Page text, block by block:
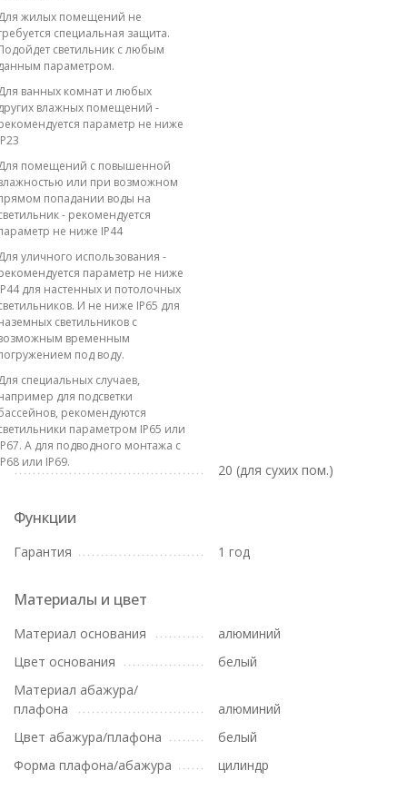
жилых помещений не
специальная защита.
светильник с любым
параметром.
ванных комнат и любых
влажных помещений -
параметр не ниже
помещений с повышенной
или при возможном
попадании воды на
- рекомендуется
не ниже IP44
уличного использования -
параметр не ниже
для настенных и потолочных
И не ниже IP65 для
светильников с
временным
под воду.
специальных случаев,
для подсветки
рекомендуются
параметром IP65 или
А для подводного монтажа с
или IP69.
20 (для сухих пом.)
Функции
Гарантия 1 год
Материалы и цвет
Материал основания
алюминий
Цвет основания
белый
Материал абажура/
плафона
алюминий
Цвет абажура/плафона
белый
Форма плафона/абажура
цилиндр